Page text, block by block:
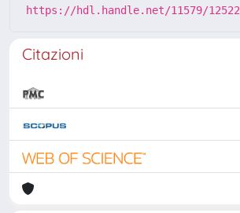
https://hdl.handle.net/11579/12522
Citazioni